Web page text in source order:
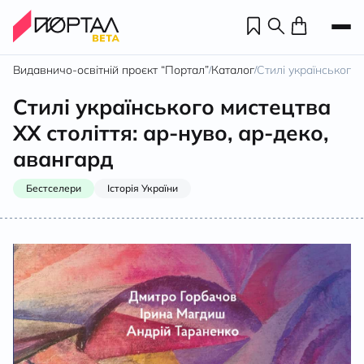
Видавничо-освітній проєкт “Портал”/Каталог/Стилі
Стилі українського мистецтва
ХХ століття: ар-нуво, ар-деко,
авангард
Бестселери Історія України